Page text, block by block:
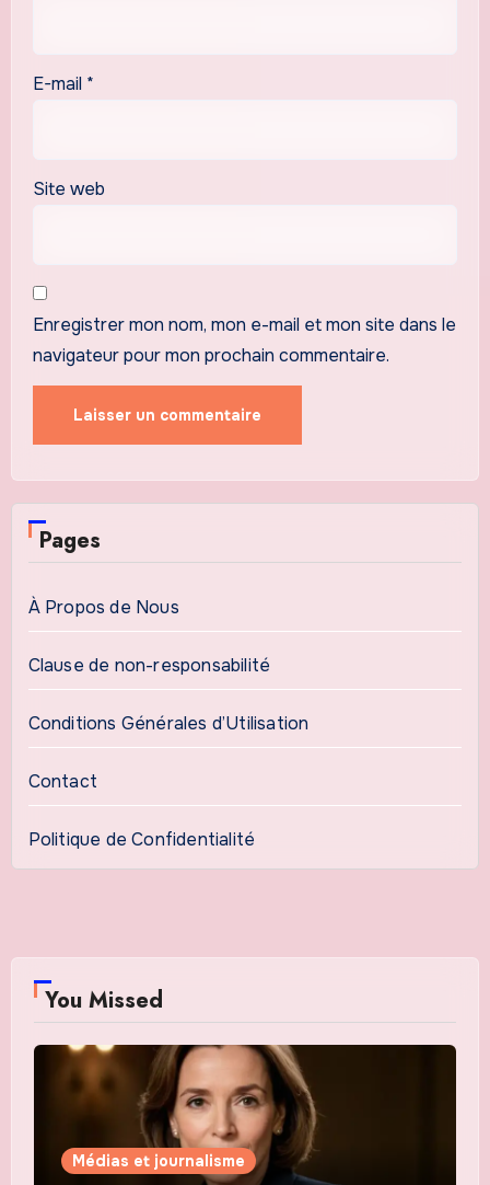
E-mail *
Site web
Enregistrer mon nom, mon e-mail et mon site dans le
navigateur pour mon prochain commentaire.
Pages
À Propos de Nous
Clause de non-responsabilité
Conditions Générales d’Utilisation
Contact
Politique de Confidentialité
You Missed
Médias et journalisme